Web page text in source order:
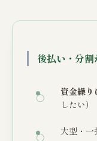
後払い・分
資金繰り
したい）
大型・一